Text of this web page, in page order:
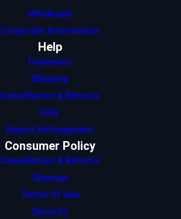
Wholesale
Corporate Information
Help
Payments
Shipping
Cancellation & Returns
FAQ
Report Infringement
Consumer Policy
Cancellation & Returns
Sitemap
Terms Of Use
Security